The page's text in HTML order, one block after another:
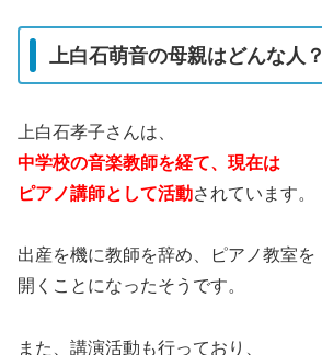
上白石萌音の母親はどんな人？
上白石孝子さんは、
中学校の音楽教師を経て、現在は
ピアノ講師として活動されています。
出産を機に教師を辞め、ピアノ教室を
開くことになったそうです。
また、講演活動も行っており、